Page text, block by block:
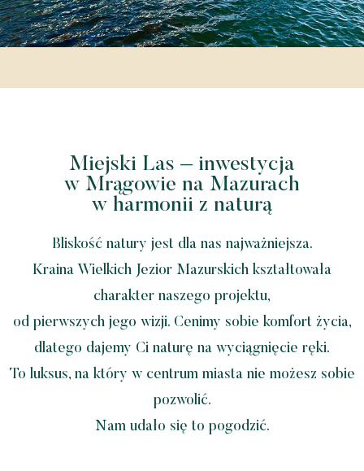
Miejski Las – inwestycja
w Mrągowie na Mazurach
w harmonii z naturą
Bliskość natury jest dla nas najważniejsza.
Kraina Wielkich Jezior Mazurskich kształtowała
charakter naszego projektu,
od pierwszych jego wizji. Cenimy sobie komfort życia,
dlatego dajemy Ci naturę na wyciągnięcie ręki.
To luksus, na który w centrum miasta nie możesz sobie
pozwolić.
Nam udało się to pogodzić.